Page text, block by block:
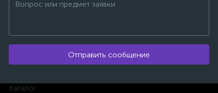
Отправить сообщение
Каталог